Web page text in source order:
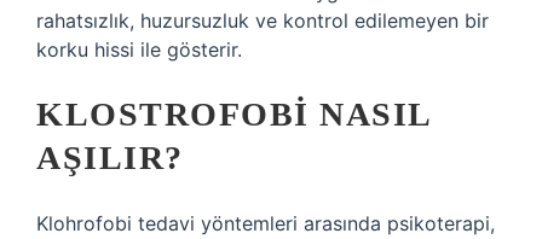
rahatsızlık, huzursuzluk ve kontrol edilemeyen bir
korku hissi ile gösterir.
KLOSTROFOBI NASIL
AŞILIR?
Klohrofobi tedavi yöntemleri arasında psikoterapi,